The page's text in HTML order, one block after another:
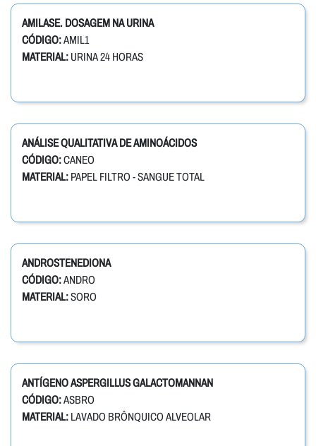
AMILASE. DOSAGEM NA URINA
CÓDIGO:AMIL1
MATERIAL: URINA 24 HORAS
ANÁLISE QUALITATIVA DE AMINOÁCIDOS
CÓDIGO:CANEO
MATERIAL: PAPEL FILTRO - SANGUE TOTAL
ANDROSTENEDIONA
CÓDIGO:ANDRO
MATERIAL:SORO
ANTÍGENO ASPERGILLUS GALACTOMANNAN
CÓDIGO:ASBRO
MATERIAL: LAVADO BRÔNQUICO ALVEOLAR